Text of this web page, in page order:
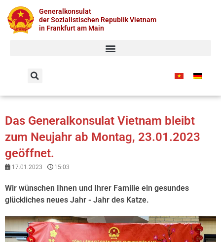
Inhalt
springen
Generalkonsulat
der Sozialistischen Republik Vietnam
in Frankfurt am Main
Das Generalkonsulat Vietnam bleibt
zum Neujahr ab Montag, 23.01.2023
geöffnet.
17.01.2023 15:03
Wir wünschen Ihnen und Ihrer Familie ein gesundes
glückliches neues Jahr - Jahr des Katze.